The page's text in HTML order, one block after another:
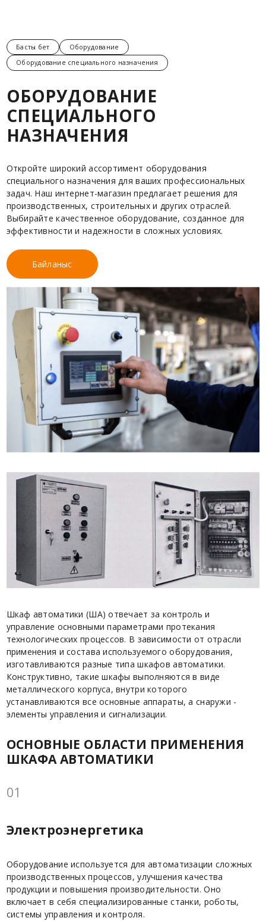
Басты бет
Оборудование
Оборудование специального назначения
ОБОРУДОВАНИЕ
СПЕЦИАЛЬНОГО
НАЗНАЧЕНИЯ
Откройте широкий ассортимент оборудования
специального назначения для ваших профессиональных
задач. Наш интернет-магазин предлагает решения для
производственных, строительных и других отраслей.
Выбирайте качественное оборудование, созданное для
эффективности и надежности в сложных условиях.
Байланыс
Шкаф автоматики (ША) отвечает за контроль и
управление основными параметрами протекания
технологических процессов. В зависимости от отрасли
применения и состава используемого оборудования,
изготавливаются разные типа шкафов автоматики.
Конструктивно, такие шкафы выполняются в виде
металлического корпуса, внутри которого
устанавливаются все основные аппараты, а снаружи -
элементы управления и сигнализации.
ОСНОВНЫЕ ОБЛАСТИ ПРИМЕНЕНИЯ
ШКАФА АВТОМАТИКИ
01
Электроэнергетика
Оборудование используется для автоматизации сложных
производственных процессов, улучшения качества
продукции и повышения производительности. Оно
включает в себя специализированные станки, роботы,
системы управления и контроля.